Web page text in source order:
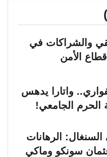
والشراكات في
الأمن
واتارا يدهس
الحرم الجامعي!
السنغال: الرهانات
سونكو وماكي